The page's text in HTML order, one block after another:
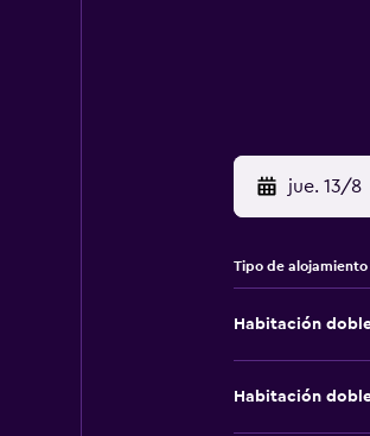
jue. 13/8
Tipo de alojamiento
Habitación
Habitación